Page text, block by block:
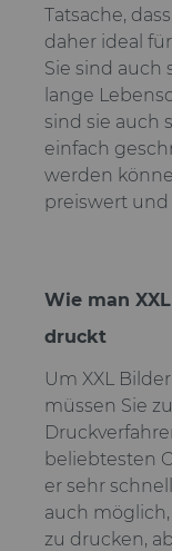
Tatsache,
daher ideal
Sie sind auch
lange
sind sie auch
einfach
werden
preiswert
Wie man
druckt
Um XXL
müssen Sie
beliebtesten
er sehr
auch
zu drucken,